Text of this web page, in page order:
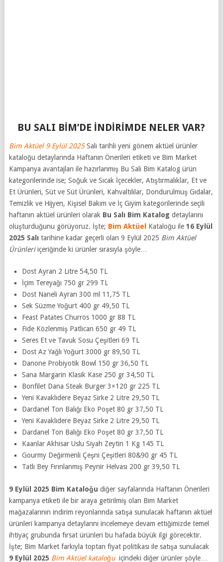
BU SALI BİM’DE İNDİRİMDE NELER VAR?
Bim Aktüel 9 Eylül 2025Salı tarihli yeni gönem aktüel ürünler
kataloğu detaylarında Haftanın Önerileri etiketi ve Bim Market
Kampanya avantajları ile hazırlanmış Bu Salı Bim Katalog ürün
kategorilerinde ise; Soğuk ve Sıcak İçecekler, Atıştırmalıklar, Et ve
Et Ürünleri, Süt ve Süt Ürünleri, Kahvaltılılar, Dondurulmuş Gıdalar,
Temizlik ve Hijyen, Kişisel Bakım ve İç Giyim kategorilerinde seçili
haftanın aktüel ürünleri olarak Bu Salı Bim Katalog detaylarını
oluşturduğunu görüyoruz. İşte; Bim Aktüel Kataloğu ile16 Eylül
2025 Salı tarihine kadar geçerli olan 9 Eylül 2025 Bim Aktüel
Ürünleriiçeriğinde ki ürünler sırasıyla şöyle…
Dost Ayran 2 Litre 54,50 TL
İçim Tereyağı 750 gr 299 TL
Dost Naneli Ayran 300 ml 11,75 TL
Sek Süzme Yoğurt 400 gr 49,50 TL
Feast Patates Churros 1000 gr 88 TL
Fide Közlenmiş Patlıcan 650 gr 49 TL
Seres Et ve Tavuk Sosu Çeşitleri 69 TL
Dost Az Yağlı Yoğurt 3000 gr 89,50 TL
Danone Probiyotik Bowl 150 gr 36,50 TL
Sana Margarin Klasik Kase 250 gr 34,50 TL
Bonfilet Dana Steak Burger 3×120 gr 225 TL
Yeni Kavaklıdere Beyaz Sirke 2 Litre 29,50 TL
Dardanel Ton Balığı Eko Poşet 80 gr 37,50 TL
Yeni Kavaklıdere Beyaz Sirke 2 Litre 29,50 TL
Dardanel Ton Balığı Eko Poşet 80 gr 37,50 TL
Kaanlar Akhisar Uslu Siyah Zeytin 1 Kg 145 TL
Gourmy Değirmenli Çeşni Çeşitleri 80&90 gr 45 TL
Tatlı Bey Fırınlanmış Peynir Helvası 200 gr 39,50 TL
9 Eylül 2025 Bim Kataloğu diğer sayfalarında Haftanın Önerileri
kampanya etiketi ile bir araya getirilmiş olan Bim Market
mağazalarının indirim reyonlarında satışa sunulacak haftanın aktüel
ürünleri kampanya detaylarını incelemeye devam ettiğimizde temel
ihtiyaç grubunda fırsat ürünleri bu hafada büyük ilgi görecektir.
İşte; Bim Market farkıyla toptan fiyat politikası ile satışa sunulacak
9 Eylül 2025 Bim Aktüel kataloğu içindeki diğer ürünler şöyle…